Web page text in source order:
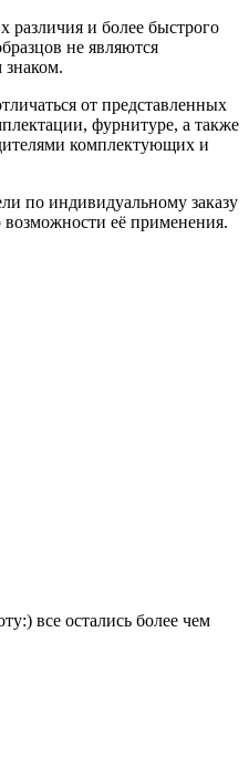
различия и более быстрого
не являются
от представленных
фурнитуре, а также
комплектующих и
по индивидуальному заказу
её применения.
все остались более чем